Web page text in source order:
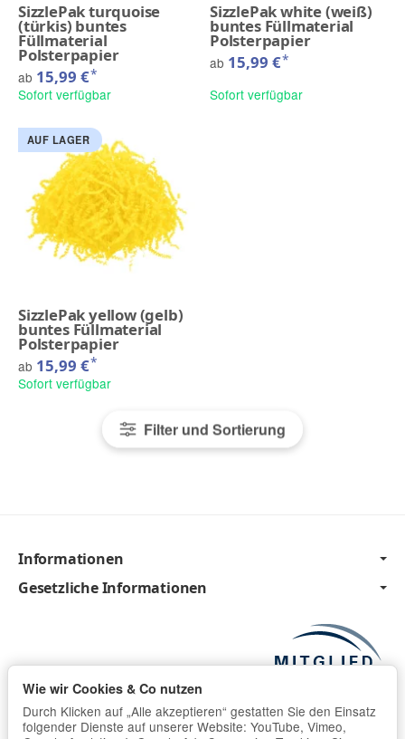
Filter und Sortierung
SizzlePak turquoise
(türkis) buntes
Füllmaterial
Polsterpapier
ab 15,99 €*
Sofort verfügbar
SizzlePak white (weiß)
buntes Füllmaterial
Polsterpapier
ab 15,99 €*
Sofort verfügbar
AUF LAGER
SizzlePak yellow (gelb)
buntes Füllmaterial
Polsterpapier
ab 15,99 €*
Sofort verfügbar
Informationen
Gesetzliche Informationen
Wie wir Cookies & Co nutzen
Durch Klicken auf „Alle akzeptieren“ gestatten Sie den Einsatz
folgender Dienste auf unserer Website: YouTube, Vimeo,